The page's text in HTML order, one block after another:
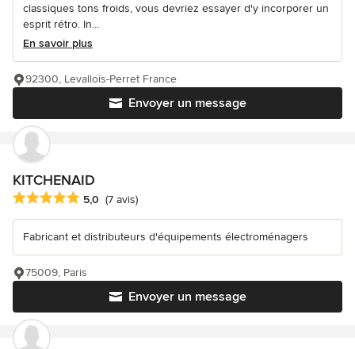
classiques tons froids, vous devriez essayer d'y incorporer un
esprit rétro. In...
En savoir plus
Envoyer un message
92300, Levallois-Perret France
KITCHENAID
Note moyenne : 5 étoiles sur 5
5,0 (7 avis)
Fabricant et distributeurs d'équipements électroménagers
Envoyer un message
75009, Paris